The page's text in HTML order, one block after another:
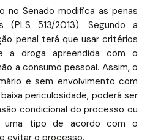
no Senado modifica as penas
(PLS 513/2013). Segundo a
penal terá que usar critérios
a droga apreendida com o
a consumo pessoal. Assim, o
e sem envolvimento com
periculosidade, poderá ser
condicional do processo ou
uma tipo de acordo com o
evitar o processo.